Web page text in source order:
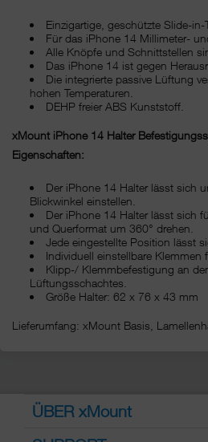
Einzigartige, geschützte Slide-in-
Für das iPhone 14 Millimeter-
Alle Knöpfe und Schnittstellen
Das iPhone 14 ist gegen
Die integrierte passive Lüftung
hohen Temperaturen.
DEHP freier ABS Kunststoff.
xMount iPhone 14 Halter
Eigenschaften:
Der iPhone 14 Halter lässt sich
Blickwinkel einstellen.
Der iPhone 14 Halter lässt sich
und Querformat um 360° drehen.
Jede eingestellte Position lässt
Individuell einstellbare Klemmen
Klipp-/ Klemmbefestigung an
Lüftungsschachtes.
Größe Halter: 62 x 76 x 43 mm
Lieferumfang: xMount Basis,
ÜBER xMount